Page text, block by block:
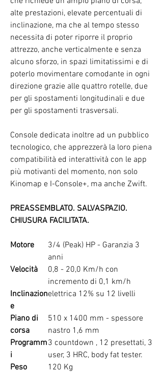
alte prestazioni, elevate percentuali di
inclinazione, ma che al tempo stesso
necessita di poter riporre il proprio
attrezzo, anche verticalmente e senza
alcuno sforzo, in spazi limitatissimi e di
poterlo movimentare comodante in ogni
direzione grazie alle quattro rotelle, due
per gli spostamenti longitudinali e due
per gli spostamenti trasversali.
Console dedicata inoltre ad un pubblico
tecnologico, che apprezzerà la loro piena
compatibilità ed interattività con le app
più motivanti del momento, non solo
Kinomap e I-Console+, ma anche Zwift.
PREASSEMBLATO. SALVASPAZIO.
CHIUSURA FACILITATA.
Motore
3/4 (Peak) HP - Garanzia 3
anni
Velocità
0,8 - 20,0 Km/h con
incremento di 0,1 km/h
Inclinazion
e
elettrica 12% su 12 livelli
Piano di
corsa
510 x 1400 mm - spessore
nastro 1,6 mm
Programm
i
3 countdown , 12 presettati, 3
user, 3 HRC, body fat tester.
Peso
120 Kg